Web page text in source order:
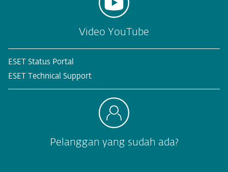
Video YouTube
ESET Status Portal
ESET Technical Support
Pelanggan yang sudah ada?